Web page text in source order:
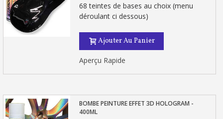
68 teintes de bases au choix (menu
déroulant ci dessous)
Ajouter Au Panier
Aperçu Rapide
BOMBE PEINTURE EFFET 3D HOLOGRAM -
400ML